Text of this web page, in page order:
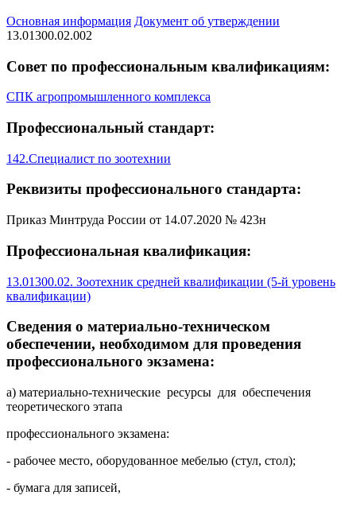
Основная информация Документ об утверждении
13.01300.02.002
Совет по профессиональным квалификациям:
СПК агропромышленного комплекса
Профессиональный стандарт:
142.Специалист по зоотехнии
Реквизиты профессионального стандарта:
Приказ Минтруда России от 14.07.2020 № 423н
Профессиональная квалификация:
13.01300.02. Зоотехник средней квалификации (5-й уровень
квалификации)
Сведения о материально-техническом
обеспечении, необходимом для проведения
профессионального экзамена:
а) материально-технические ресурсы для обеспечения
теоретического этапа
профессионального экзамена:
- рабочее место, оборудованное мебелью (стул, стол);
- бумага для записей,